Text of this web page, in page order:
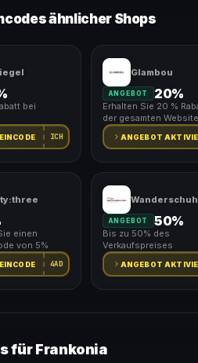
ähnlicher Shops
bei
ICH
Glambou
ANGEBOT 20%
Erhalten Sie 20 %
der gesamten
ANGEBOT
einen
von 5%
4AD
ANGEBOT 50%
Bis zu 50% des
Verkaufspreises
ANGEBOT
für Frankonia